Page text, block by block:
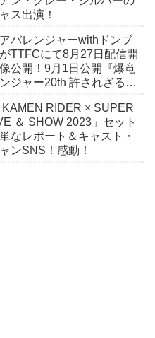
ス出演！
アバレンジャーwithドンブ
TTFCにて8月27日配信開
公開！9月1日公開『爆竜
ジャー20th 許されざるア
KAMEN RIDER × SUPER
＆ SHOW 2023」セット
なレポート＆キャスト・
ンSNS！感動！